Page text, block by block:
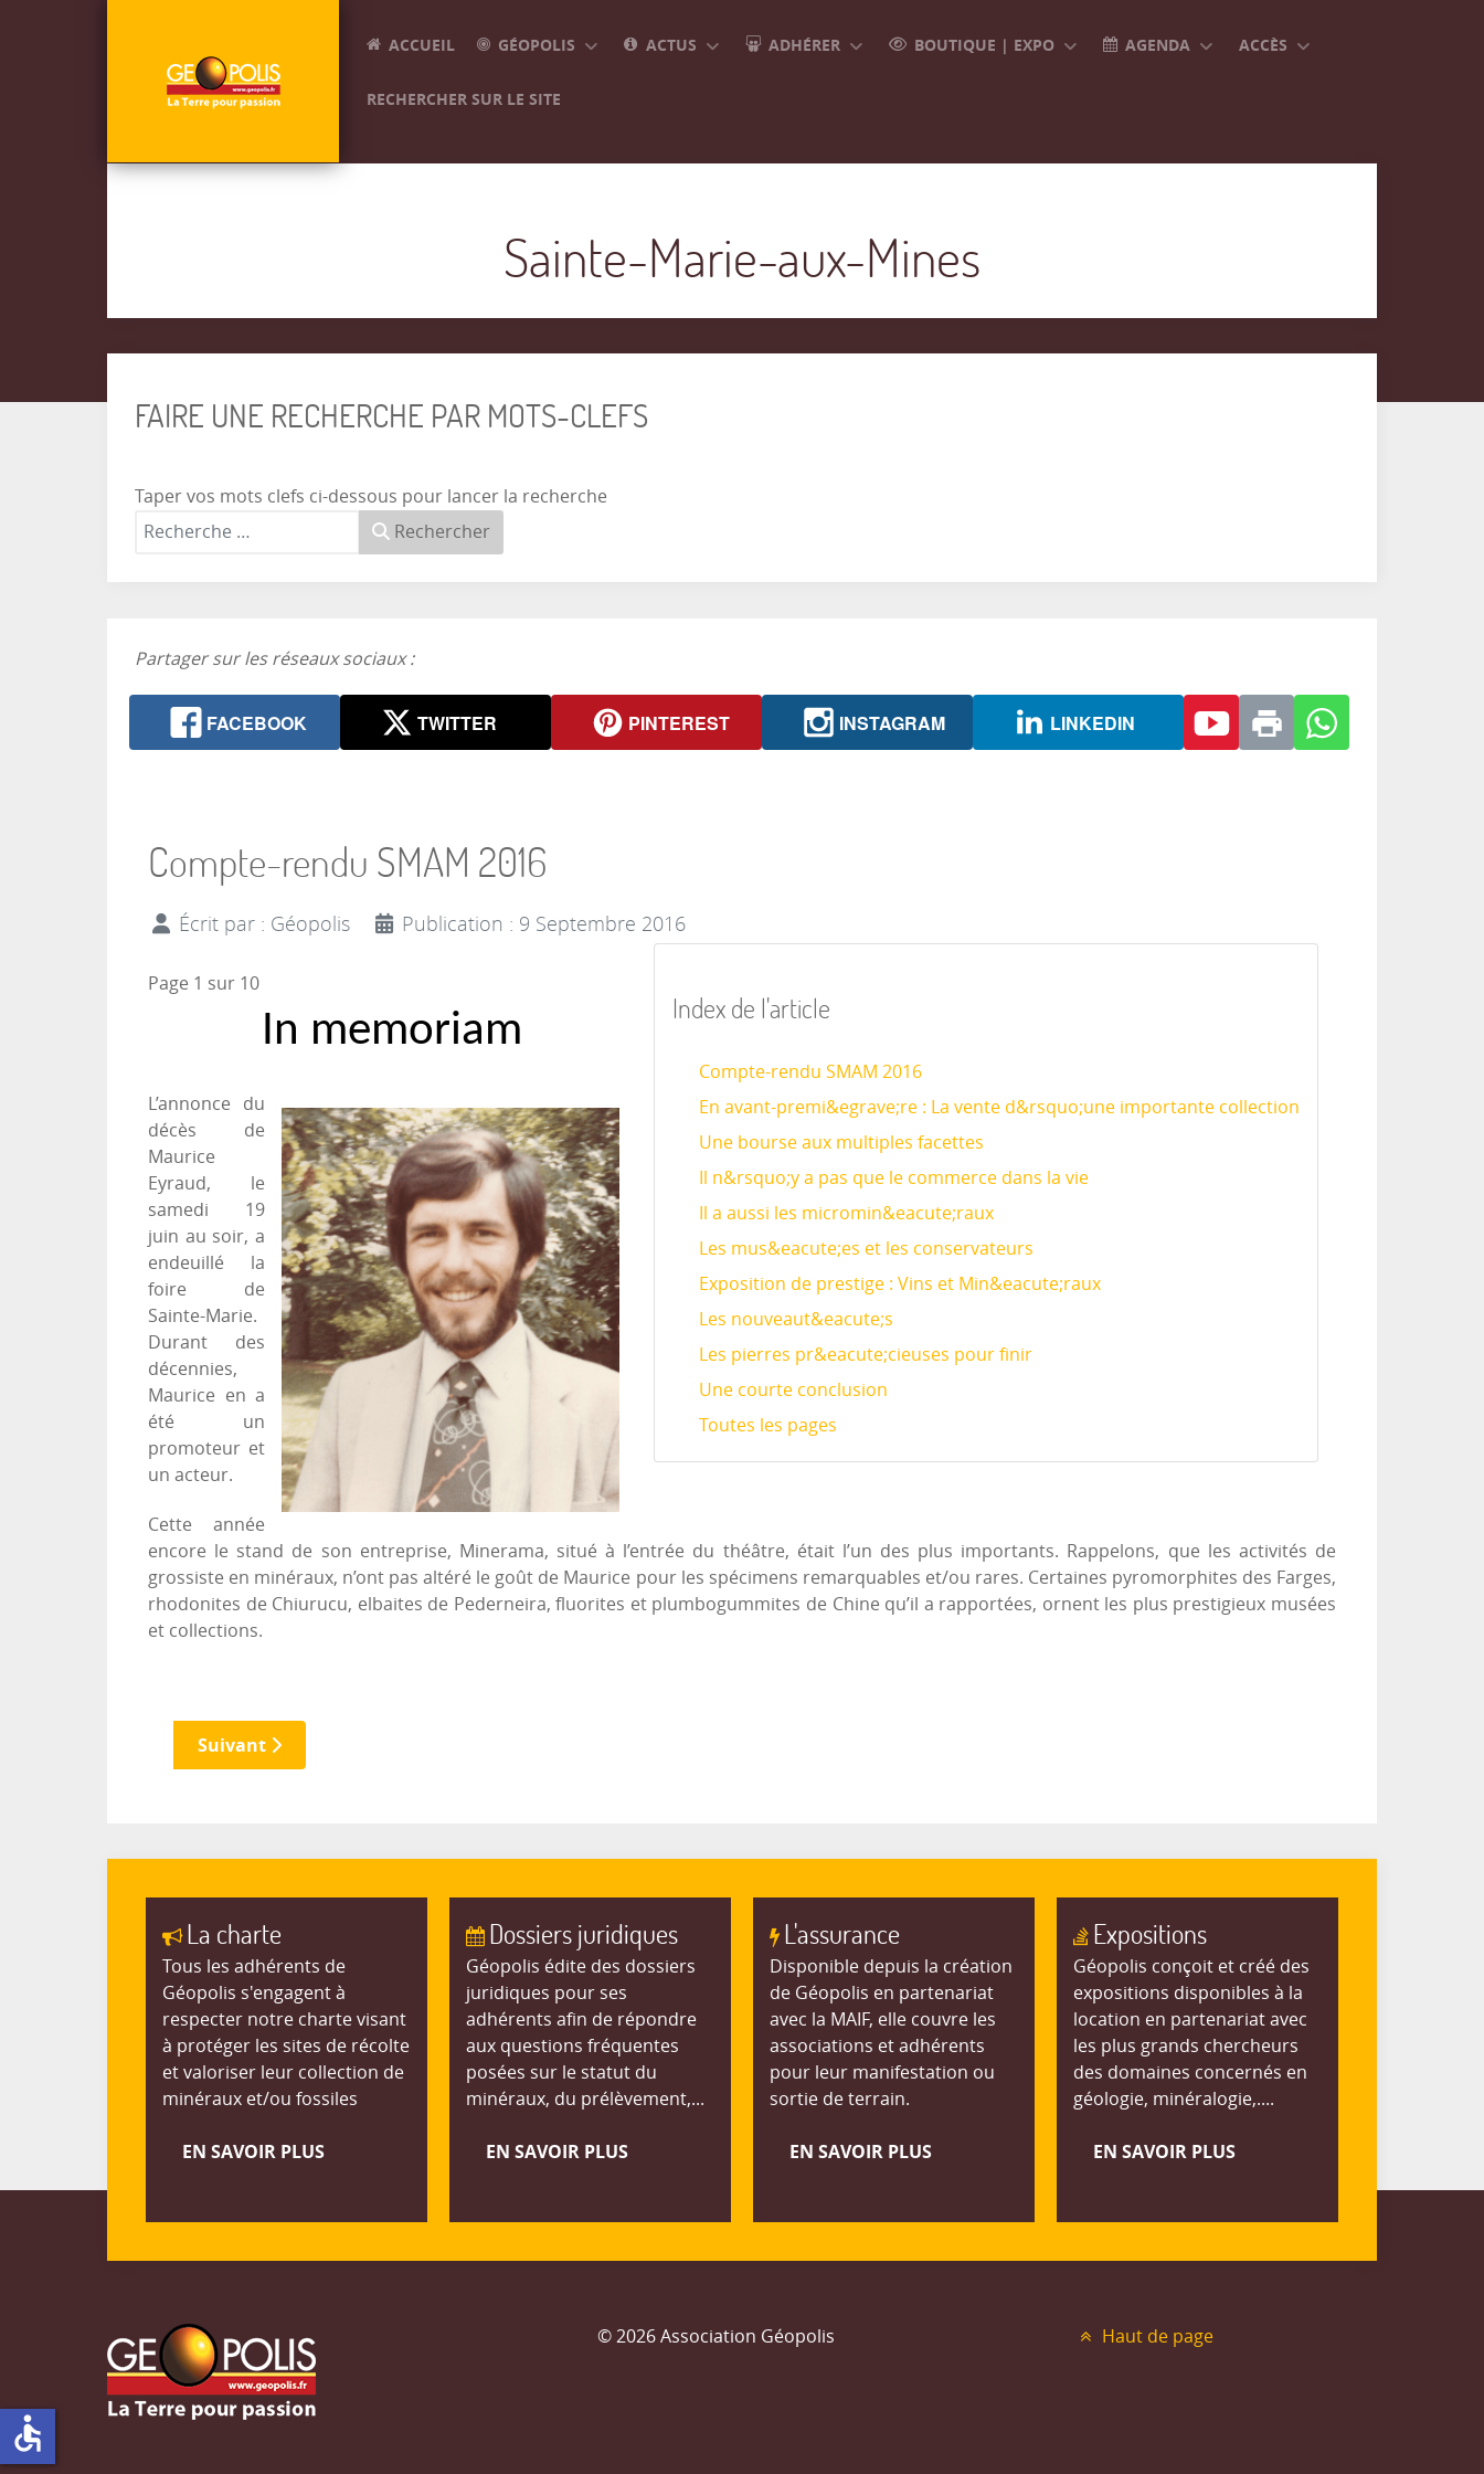
ACCUEIL GÉOPOLIS ACTUS ADHÉRER BOUTIQUE | EXPO AGENDA ACCÈS
RECHERCHER SUR LE SITE
Sainte-Marie-aux-Mines
FAIRE UNE RECHERCHE PAR MOTS-CLEFS
Taper vos mots clefs ci-dessous pour lancer la recherche
Rechercher
Partager sur les réseaux sociaux :
FACEBOOK TWITTER PINTEREST INSTAGRAM LINKEDIN
Compte-rendu SMAM 2016
Écrit par : Géopolis Publication : 9 Septembre 2016
Index de l'article
Compte-rendu SMAM 2016
En avant-premi&egrave;re : La vente d&rsquo;une importante collection
Une bourse aux multiples facettes
Il n&rsquo;y a pas que le commerce dans la vie
Il a aussi les micromin&eacute;raux
Les mus&eacute;es et les conservateurs
Exposition de prestige : Vins et Min&eacute;raux
Les nouveaut&eacute;s
Les pierres pr&eacute;cieuses pour finir
Une courte conclusion
Toutes les pages
Page 1 sur 10
In memoriam
L’annonce du
décès de
Maurice
Eyraud, le
samedi 19
juin au soir, a
endeuillé la
foire de
Sainte-Marie.
Durant des
décennies,
Maurice en a
été un
promoteur et
un acteur.
Cette année
encore le stand de son entreprise, Minerama, situé à l’entrée du théâtre, était l’un des plus importants. Rappelons, que les activités de
grossiste en minéraux, n’ont pas altéré le goût de Maurice pour les spécimens remarquables et/ou rares. Certaines pyromorphites des Farges,
rhodonites de Chiurucu, elbaites de Pederneira, fluorites et plumbogummites de Chine qu’il a rapportées, ornent les plus prestigieux musées
et collections.
Suivant
La charte
Tous les adhérents de
Géopolis s'engagent à
respecter notre charte visant
à protéger les sites de récolte
et valoriser leur collection de
minéraux et/ou fossiles
EN SAVOIR PLUS
Dossiers juridiques
Géopolis édite des dossiers
juridiques pour ses
adhérents afin de répondre
aux questions fréquentes
posées sur le statut du
minéraux, du prélèvement,...
EN SAVOIR PLUS
L'assurance
Disponible depuis la création
de Géopolis en partenariat
avec la MAIF, elle couvre les
associations et adhérents
pour leur manifestation ou
sortie de terrain.
EN SAVOIR PLUS
Expositions
Géopolis conçoit et créé des
expositions disponibles à la
location en partenariat avec
les plus grands chercheurs
des domaines concernés en
géologie, minéralogie,....
EN SAVOIR PLUS
© 2026 Association Géopolis Haut de page
accessible